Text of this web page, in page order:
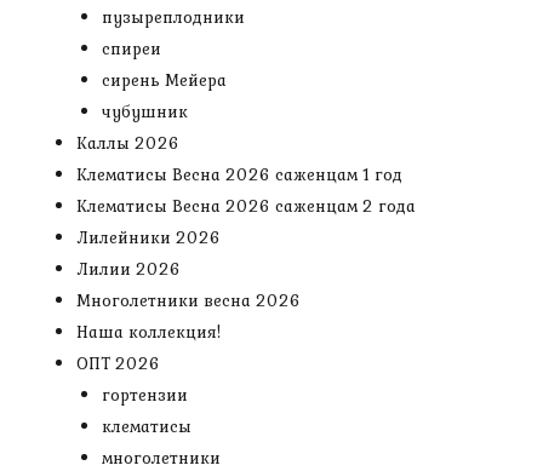
пузыреплодники
спиреи
сирень Мейера
чубушник
Каллы 2026
Клематисы Весна 2026 саженцам 1 год
Клематисы Весна 2026 саженцам 2 года
Лилейники 2026
Лилии 2026
Многолетники весна 2026
Наша коллекция!
ОПТ 2026
гортензии
клематисы
многолетники